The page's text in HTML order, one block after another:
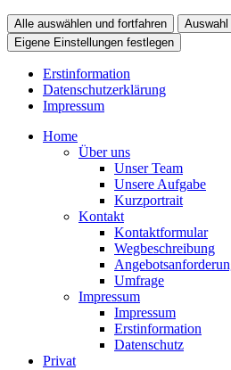
Alle auswählen und fortfahren
Eigene Einstellungen festlegen
Erstinformation
Datenschutzerklärung
Impressum
Home
Über uns
Unser Team
Unsere Aufgabe
Kurzportrait
Kontakt
Kontaktformular
Wegbeschreibung
Umfrage
Impressum
Impressum
Erstinformation
Datenschutz
Privat